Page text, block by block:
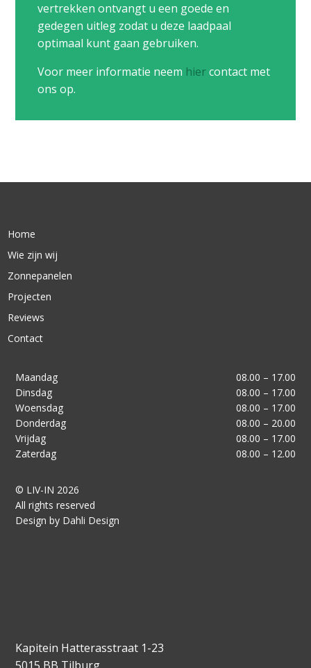
vertrekken ontvangt u een goede en
gedegen uitleg zodat u deze laadpaal
optimaal kunt gaan gebruiken.
Voor meer informatie neem hiercontact met
ons op.
Home
Wie zijn wij
Zonnepanelen
Projecten
Reviews
Contact
Maandag
08.00 – 17.00
Dinsdag
08.00 – 17.00
Woensdag
08.00 – 17.00
Donderdag
08.00 – 20.00
Vrijdag
08.00 – 17.00
Zaterdag
08.00 – 12.00
© LIV-IN 2026
All rights reserved
Design by Dahli Design
Kapitein Hatterasstraat 1-23
5015 BB Tilburg